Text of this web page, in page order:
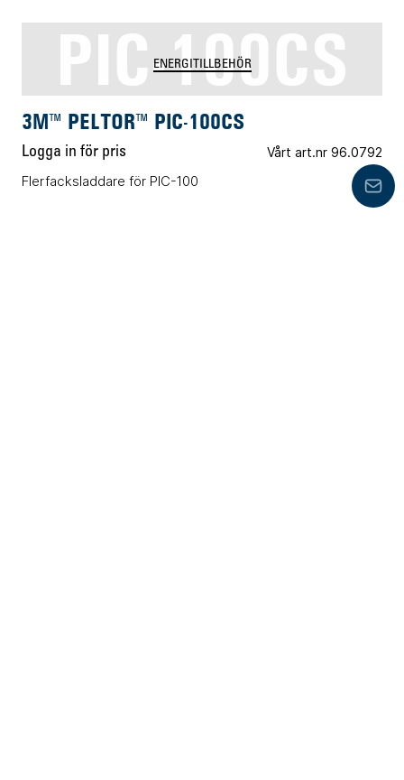
PIC-100CS
ENERGITILLBEHÖR
3M™ PELTOR™ PIC-100CS
Logga in för pris Vårt art.nr 96.0792
Flerfacksladdare för PIC-100